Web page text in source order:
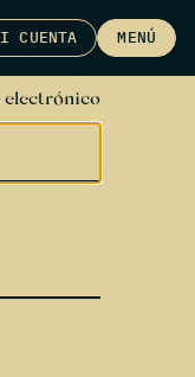
CUENTA MENÚ
electrónico